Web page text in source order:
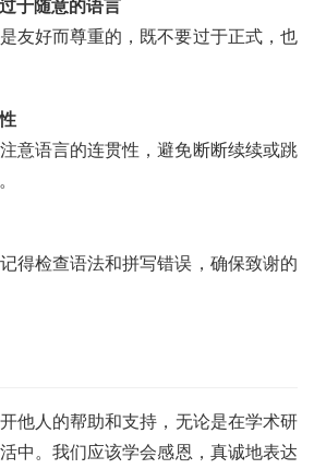
于随意的语言
友好而尊重的，既不要过于正式，也
意语言的连贯性，避免断断续续或跳
得检查语法和拼写错误，确保致谢的
他人的帮助和支持，无论是在学术研
中。我们应该学会感恩，真诚地表达